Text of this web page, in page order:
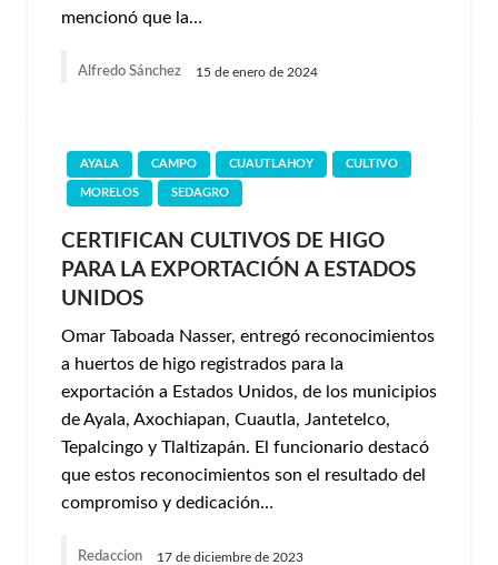
mencionó que la…
Alfredo Sánchez 15 de enero de 2024
AYALA CAMPO CUAUTLAHOY CULTIVO
MORELOS SEDAGRO
CERTIFICAN CULTIVOS DE HIGO
PARA LA EXPORTACIÓN A ESTADOS
UNIDOS
Omar Taboada Nasser, entregó reconocimientos
a huertos de higo registrados para la
exportación a Estados Unidos, de los municipios
de Ayala, Axochiapan, Cuautla, Jantetelco,
Tepalcingo y Tlaltizapán. El funcionario destacó
que estos reconocimientos son el resultado del
compromiso y dedicación…
Redaccion 17 de diciembre de 2023